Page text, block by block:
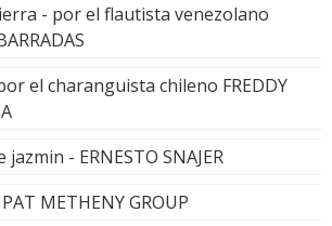
- por el flautista venezolano
el charanguista chileno FREDDY
- ERNESTO SNAJER
METHENY GROUP